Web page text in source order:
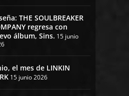
THE SOULBREAKER
regresa con
álbum, Sins. 15 junio
el mes de LINKIN
15 junio 2026